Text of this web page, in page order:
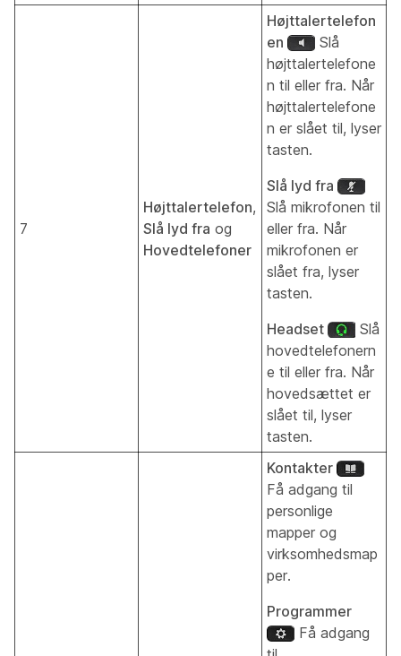
7
Højttalertelefon,
Slå lyd fra og
Hovedtelefoner
Højttalertelefon
en
Slå
højttalertelefone
n til eller fra. Når
højttalertelefone
n er slået til, lyser
tasten.
Slå lyd fra
Slå mikrofonen til
eller fra. Når
mikrofonen er
slået fra, lyser
tasten.
Headset
Slå
hovedtelefonern
e til eller fra. Når
hovedsættet er
slået til, lyser
tasten.
Kontakter
Få adgang til
personlige
mapper og
virksomhedsmap
per.
Programmer
Få adgang